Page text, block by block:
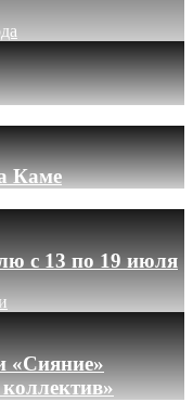
Каме
с 13 по 19 июля
«Сияние»